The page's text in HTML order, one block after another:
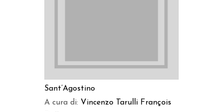
Sant’Agostino
A cura di: Vincenzo Tarulli François